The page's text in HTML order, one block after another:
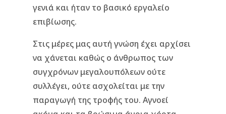
γενιά και ήταν το βασικό εργαλείο
επιβίωσης.
Στις μέρες μας αυτή γνώση έχει αρχίσει
να χάνεται καθώς ο άνθρωπος των
συγχρόνων μεγαλουπόλεων ούτε
συλλέγει, ούτε ασχολείται με την
παραγωγή της τροφής του. Αγνοεί